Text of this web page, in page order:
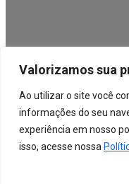
Valorizamos sua
Ao utilizar o site você
informações do seu
experiência em nosso
isso, acesse nossa